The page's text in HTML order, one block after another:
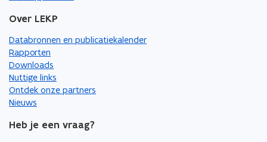
Over LEKP
Databronnen en publicatiekalender
Rapporten
Downloads
Nuttige links
Ontdek onze partners
Nieuws
Heb je een vraag?